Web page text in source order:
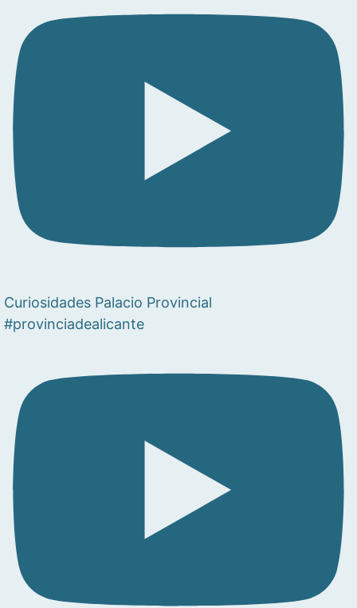
Curiosidades Palacio Provincial
#provinciadealicante